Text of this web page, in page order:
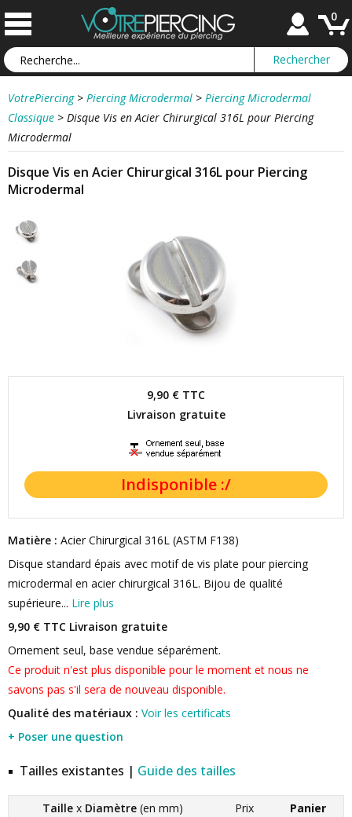
0
VotrePiercing > Piercing Microdermal > Piercing Microdermal
Classique > Disque Vis en Acier Chirurgical 316L pour Piercing
Microdermal
Disque Vis en Acier Chirurgical 316L pour Piercing
Microdermal
9,90 € TTC
Livraison gratuite
Matière : Acier Chirurgical 316L (ASTM F138)
Disque standard épais avec motif de vis plate pour piercing
microdermal en acier chirurgical 316L. Bijou de qualité
supérieure... Lire plus
9,90 € TTC Livraison gratuite
Ornement seul, base vendue séparément.
Ce produit n'est plus disponible pour le moment et nous ne
savons pas s'il sera de nouveau disponible.
Qualité des matériaux : Voir les certificats
+ Poser une question
Tailles existantes | Guide des tailles
Taille x Diamètre (en mm) Prix Panier